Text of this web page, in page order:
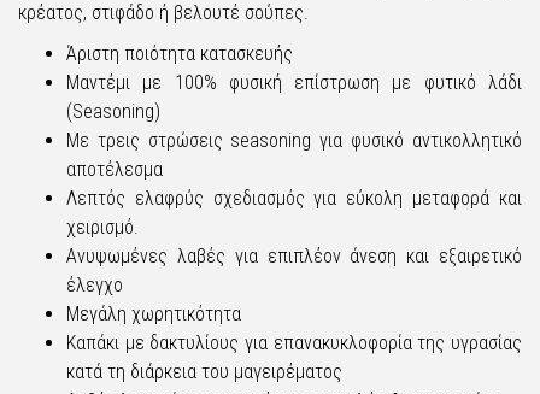
κρέατος, στιφάδο ή βελουτέ σούπες.
Άριστη ποιότητα κατασκευής
Μαντέμι με 100% φυσική επίστρωση με φυτικό λάδι
(Seasoning)
Με τρεις στρώσεις seasoning για φυσικό αντικολλητικό
αποτέλεσμα
Λεπτός ελαφρύς σχεδιασμός για εύκολη μεταφορά και
χειρισμό.
Ανυψωμένες λαβές για επιπλέον άνεση και εξαιρετικό
έλεγχο
Μεγάλη χωρητικότητα
Καπάκι με δακτυλίους για επανακυκλοφορία της υγρασίας
κατά τη διάρκεια του μαγειρέματος